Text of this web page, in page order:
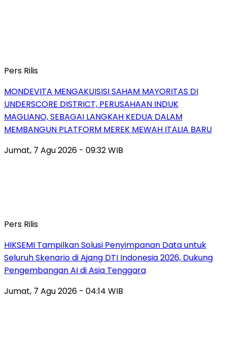
Pers Rilis
MONDEVITA MENGAKUISISI SAHAM MAYORITAS DI
UNDERSCORE DISTRICT, PERUSAHAAN INDUK
MAGLIANO, SEBAGAI LANGKAH KEDUA DALAM
MEMBANGUN PLATFORM MEREK MEWAH ITALIA BARU
Jumat, 7 Agu 2026 - 09:32 WIB
Pers Rilis
HIKSEMI Tampilkan Solusi Penyimpanan Data untuk
Seluruh Skenario di Ajang DTI Indonesia 2026, Dukung
Pengembangan AI di Asia Tenggara
Jumat, 7 Agu 2026 - 04:14 WIB